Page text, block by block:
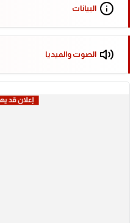
البيانات
الصوت والميديا